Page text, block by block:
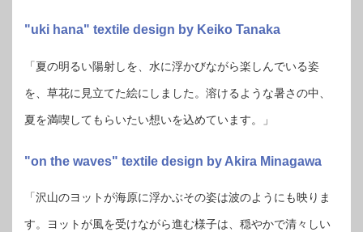
"uki hana" textile design by Keiko Tanaka
「夏の明るい陽射しを、⽔に浮かびながら楽しんでいる姿
を、草花に⾒⽴てた絵にしました。溶けるような暑さの中、
夏を満喫してもらいたい想いを込めています。」
"on the waves" textile design by Akira Minagawa
「沢⼭のヨットが海原に浮かぶその姿は波のようにも映りま
す。ヨットが⾵を受けながら進む様⼦は、穏やかで清々しい